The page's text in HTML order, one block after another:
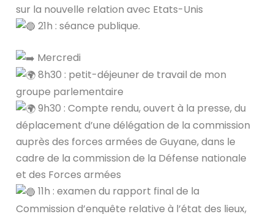
sur la nouvelle relation avec Etats-Unis
21h : séance publique.
Mercredi
8h30 : petit-déjeuner de travail de mon
groupe parlementaire
9h30 : Compte rendu, ouvert à la presse, du
déplacement d’une délégation de la commission
auprès des forces armées de Guyane, dans le
cadre de la commission de la Défense nationale
et des Forces armées
11h : examen du rapport final de la
Commission d’enquête relative à l’état des lieux,